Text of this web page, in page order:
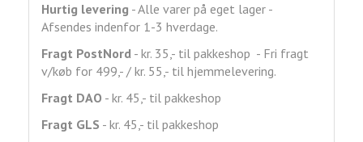
Hurtig levering - Alle varer på eget lager -
Afsendes indenfor 1-3 hverdage.
Fragt PostNord - kr. 35,- til pakkeshop - Fri fragt
v/køb for 499,- / kr. 55,- til hjemmelevering.
Fragt DAO - kr. 45,- til pakkeshop
Fragt GLS - kr. 45,- til pakkeshop